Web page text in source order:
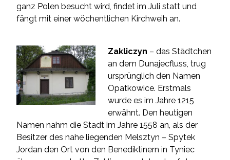
ganz Polen besucht wird, findet im Juli statt und
fängt mit einer wöchentlichen Kirchweih an.
Zakliczyn – das Städtchen
an dem Dunajecfluss, trug
ursprünglich den Namen
Opatkowice. Erstmals
wurde es im Jahre 1215
erwähnt. Den heutigen
Namen nahm die Stadt im Jahre 1558 an, als der
Besitzer des nahe liegenden Melsztyn – Spytek
Jordan den Ort von den Benediktinern in Tyniec